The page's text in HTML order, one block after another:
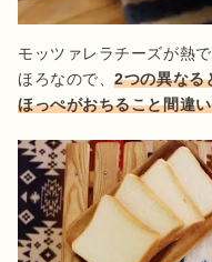
モッツァレラチーズが熱
ほろなので、2つの異なる
ほっぺがおちること間違